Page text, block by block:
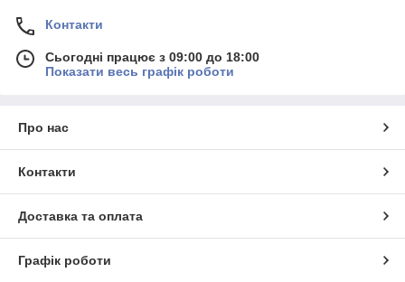
Контакти
Сьогодні працює з 09:00 до 18:00
Показати весь графік роботи
Про нас
Контакти
Доставка та оплата
Графік роботи